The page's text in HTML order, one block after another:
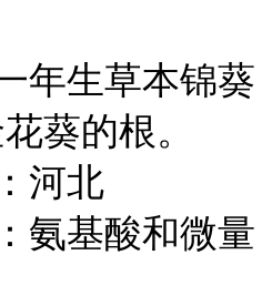
年生草本锦葵
葵的根。
河北
氨基酸和微量